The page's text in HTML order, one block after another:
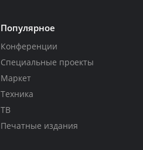
Популярное
Конференции
Специальные проекты
Маркет
Техника
ТВ
Печатные издания